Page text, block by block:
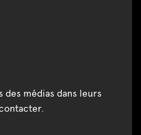
des médias dans leurs